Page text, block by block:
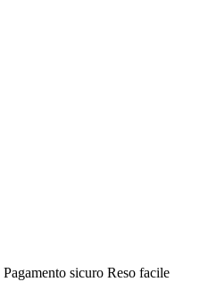
Pagamento sicuro Reso facile